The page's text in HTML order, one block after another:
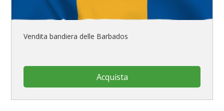
Vendita bandiera delle Barbados
Acquista